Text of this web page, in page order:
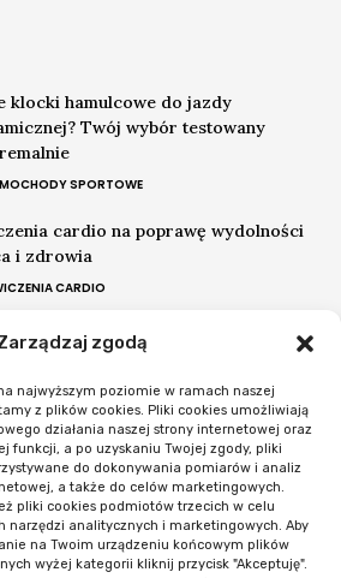
zgodą
najwyższym poziomie w ramach naszej
z plików cookies. Pliki cookies umożliwiają
działania naszej strony internetowej oraz
funkcji, a po uzyskaniu Twojej zgody, pliki
do dokonywania pomiarów i analiz
a także do celów marketingowych.
pliki cookies podmiotów trzecich w celu
narzędzi analitycznych i marketingowych. Aby
na Twoim urządzeniu końcowym plików
wyżej kategorii kliknij przycisk "Akceptuję".
klocki hamulcowe do jazdy
Twój wybór testowany
SPORTOWE
cardio na poprawę wydolności
i zdrowia
CARDIO
bakterie do szamba są ekologiczne?
ŚRODOWISKA
przed startem systemu
I APLIKACJE